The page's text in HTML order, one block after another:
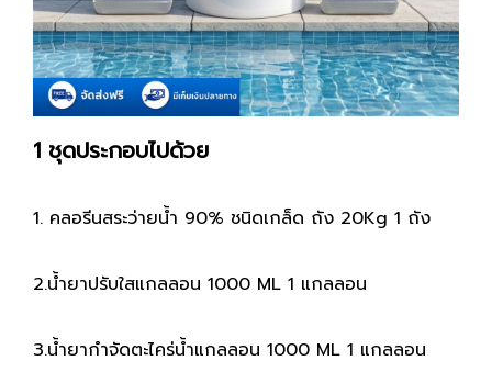
1 ชุดประกอบไปด้วย
1. คลอรีนสระว่ายน้ำ 90% ชนิดเกล็ด ถัง 20Kg 1 ถัง
2.น้ำยาปรับใสแกลลอน 1000 ML 1 แกลลอน
3.น้ำยากำจัดตะไคร่น้ำแกลลอน 1000 ML 1 แกลลอน